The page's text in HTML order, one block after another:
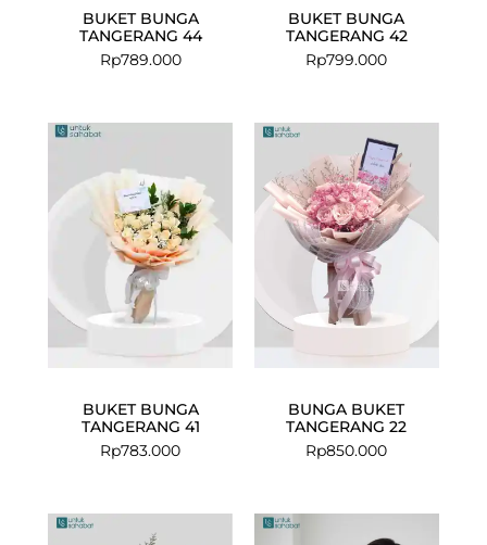
BUKET BUNGA
TANGERANG 44
Rp789.000
BUKET BUNGA
TANGERANG 42
Rp799.000
BUKET BUNGA
TANGERANG 41
Rp783.000
BUNGA BUKET
TANGERANG 22
Rp850.000